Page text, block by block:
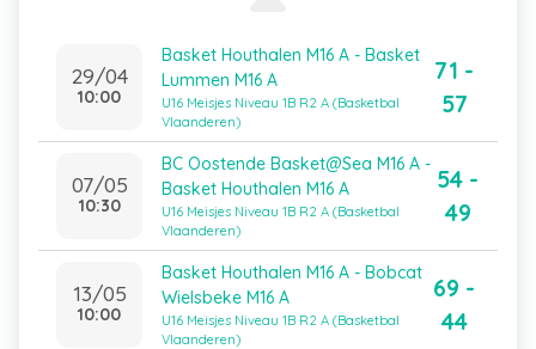
29/04
10:00
Basket Houthalen M16 A - Basket
Lummen M16 A
U16 Meisjes Niveau 1B R2 A (Basketbal
Vlaanderen)
71 -
57
07/05
10:30
BC Oostende Basket@Sea M16 A -
Basket Houthalen M16 A
U16 Meisjes Niveau 1B R2 A (Basketbal
Vlaanderen)
54 -
49
13/05
10:00
Basket Houthalen M16 A - Bobcat
Wielsbeke M16 A
U16 Meisjes Niveau 1B R2 A (Basketbal
Vlaanderen)
69 -
44